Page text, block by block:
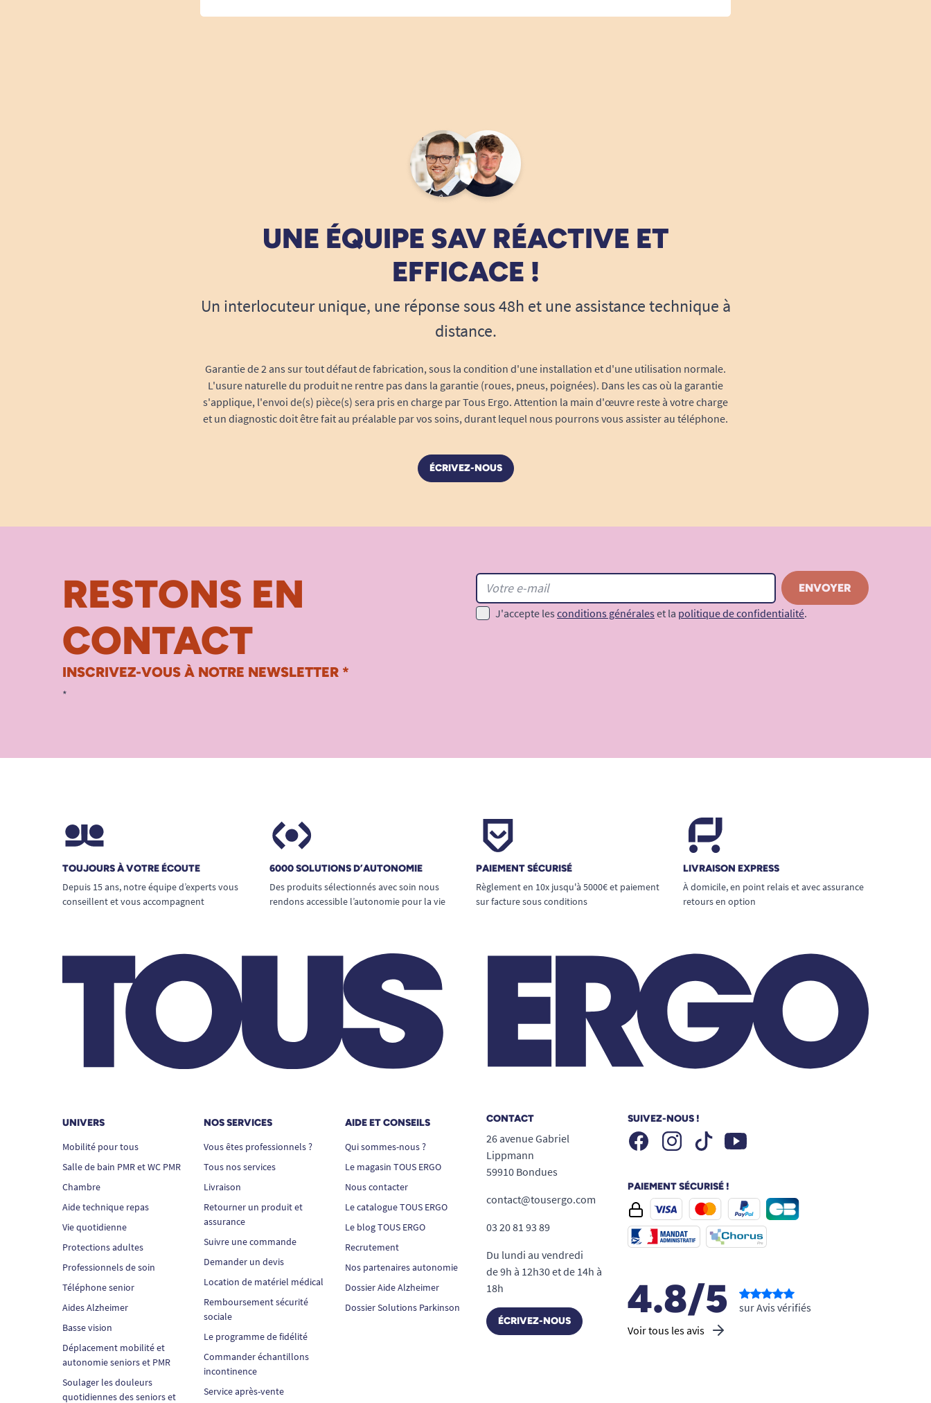
UNE ÉQUIPE SAV RÉACTIVE ET
EFFICACE !
Un interlocuteur unique, une réponse sous 48h et une assistance technique à
distance.
Garantie de 2 ans sur tout défaut de fabrication, sous la condition d'une installation et d'une utilisation normale.
L'usure naturelle du produit ne rentre pas dans la garantie (roues, pneus, poignées). Dans les cas où la garantie
s'applique, l'envoi de(s) pièce(s) sera pris en charge par Tous Ergo. Attention la main d'œuvre reste à votre charge
et un diagnostic doit être fait au préalable par vos soins, durant lequel nous pourrons vous assister au téléphone.
ÉCRIVEZ-NOUS
RESTONS EN
CONTACT
INSCRIVEZ-VOUS À NOTRE NEWSLETTER *
*
J'accepte les conditions générales et la politique de confidentialité.
TOUJOURS À VOTRE ÉCOUTE
Depuis 15 ans, notre équipe d’experts vous
conseillent et vous accompagnent
6000 SOLUTIONS D’AUTONOMIE
Des produits sélectionnés avec soin nous
rendons accessible l’autonomie pour la vie
PAIEMENT SÉCURISÉ
Règlement en 10x jusqu'à 5000€ et paiement
sur facture sous conditions
LIVRAISON EXPRESS
À domicile, en point relais et avec assurance
retours en option
UNIVERS
Mobilité pour tous
Salle de bain PMR et WC PMR
Chambre
Aide technique repas
Vie quotidienne
Protections adultes
Professionnels de soin
Téléphone senior
Aides Alzheimer
Basse vision
Déplacement mobilité et
autonomie seniors et PMR
Soulager les douleurs
quotidiennes des seniors et
NOS SERVICES
Vous êtes professionnels ?
Tous nos services
Livraison
Retourner un produit et
assurance
Suivre une commande
Demander un devis
Location de matériel médical
Remboursement sécurité
sociale
Le programme de fidélité
Commander échantillons
incontinence
Service après-vente
AIDE ET CONSEILS
Qui sommes-nous ?
Le magasin TOUS ERGO
Nous contacter
Le catalogue TOUS ERGO
Le blog TOUS ERGO
Recrutement
Nos partenaires autonomie
Dossier Aide Alzheimer
Dossier Solutions Parkinson
CONTACT
26 avenue Gabriel
Lippmann
59910 Bondues
contact@tousergo.com
03 20 81 93 89
Du lundi au vendredi
de 9h à 12h30 et de 14h à
18h
ÉCRIVEZ-NOUS
SUIVEZ-NOUS !
FacebookInstagramTiktok Youtube
PAIEMENT SÉCURISÉ !
4.8/5
Voir tous les avis
sur Avis vérifiés